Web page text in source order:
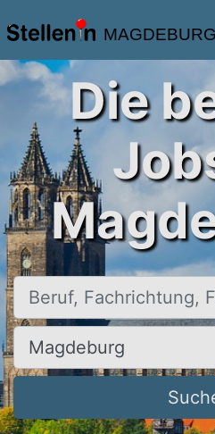
MAGDEBURG
Die
Beruf, Fachrichtung, Firma
Ort, Stadt